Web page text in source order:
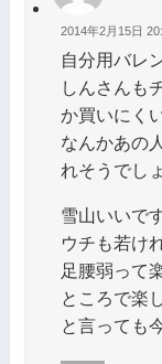
2014年2月15日
自分用バレ
しんさんも
か買いにく
なんかあの
れそうでし
雪山いいで
ウチも若け
足腰弱って
ところで楽
と言っても